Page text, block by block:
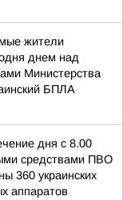
жители
днем над
Министерства
БПЛА
дня с 8.00
средствами ПВО
360 украинских
аппаратов